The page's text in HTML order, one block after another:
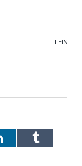
LEIS
LinkedInTumblr